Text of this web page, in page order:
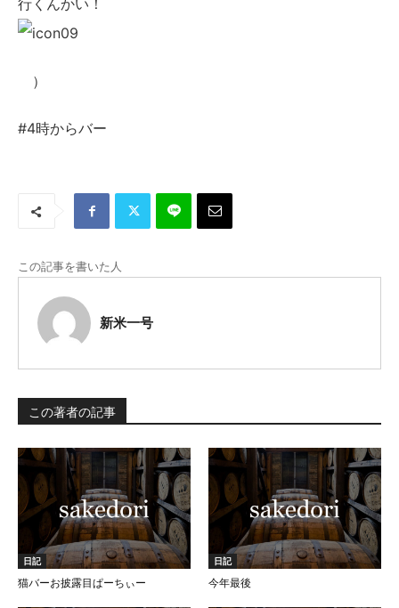
行くんかい！
）
#4時からバー
この記事を書いた人
新米一号
この著者の記事
日記
猫バーお披露目ぱーちぃー
日記
今年最後